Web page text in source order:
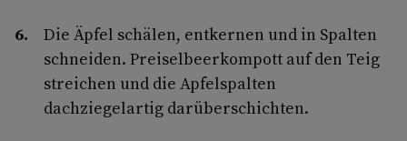
Die Äpfel schälen, entkernen und in Spalten
schneiden. Preiselbeerkompott auf den Teig
streichen und die Apfelspalten
dachziegelartig darüberschichten.